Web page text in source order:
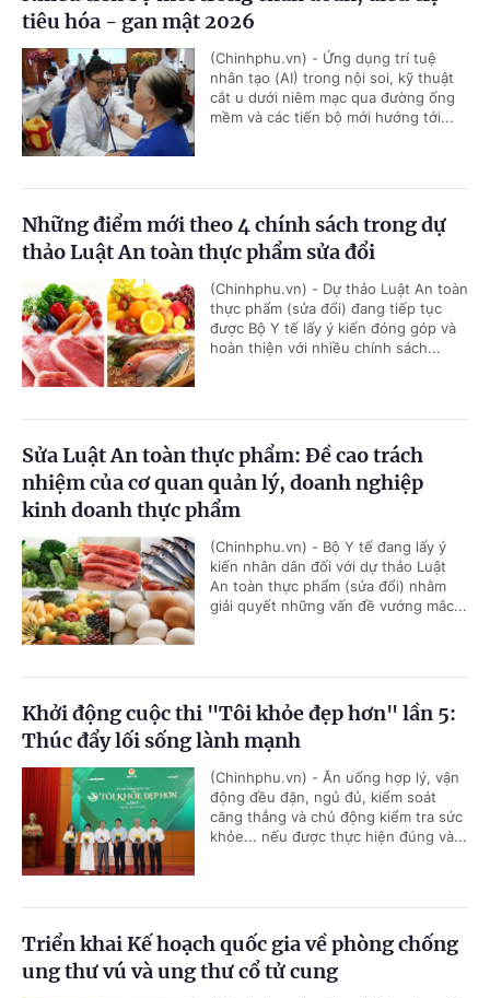
tiêu hóa - gan mật 2026
(Chinhphu.vn) - Ứng dụng trí tuệ
nhân tạo (AI) trong nội soi, kỹ thuật
cắt u dưới niêm mạc qua đường ống
mềm và các tiến bộ mới hướng tới...
Những điểm mới theo 4 chính sách trong dự
thảo Luật An toàn thực phẩm sửa đổi
(Chinhphu.vn) - Dự thảo Luật An toàn
thực phẩm (sửa đổi) đang tiếp tục
được Bộ Y tế lấy ý kiến đóng góp và
hoàn thiện với nhiều chính sách...
Sửa Luật An toàn thực phẩm: Đề cao trách
nhiệm của cơ quan quản lý, doanh nghiệp
kinh doanh thực phẩm
(Chinhphu.vn) - Bộ Y tế đang lấy ý
kiến nhân dân đối với dự thảo Luật
An toàn thực phẩm (sửa đổi) nhằm
giải quyết những vấn đề vướng mắc...
Khởi động cuộc thi "Tôi khỏe đẹp hơn" lần 5:
Thúc đẩy lối sống lành mạnh
(Chinhphu.vn) - Ăn uống hợp lý, vận
động đều đặn, ngủ đủ, kiểm soát
căng thẳng và chủ động kiểm tra sức
khỏe... nếu được thực hiện đúng và...
Triển khai Kế hoạch quốc gia về phòng chống
ung thư vú và ung thư cổ tử cung